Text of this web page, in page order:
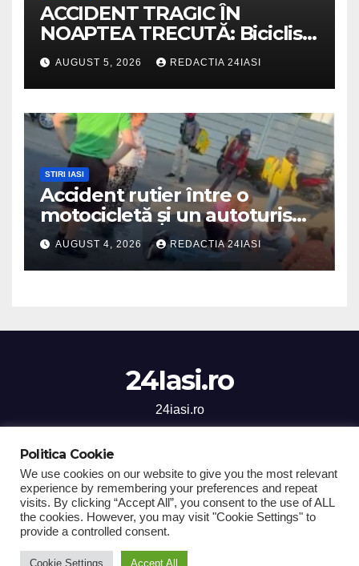
ACCIDENT TRAGIC ÎN
NOAPTEA TRECUTĂ: Biciclist
de 60 de ani, spulberat de o
dubiță
AUGUST 5, 2026 REDACTIA 24IASI
STIRI IASI
Accident rutier între o
motocicletă și un autoturism
soldat cu un rănit
AUGUST 4, 2026 REDACTIA 24IASI
24Iasi.ro
24iasi.ro
Proudly powered by WordPress|Theme: Newsup byThemeansar
Home Stiri Iasi National
Economic Cultura
Politica Cookie
We use cookies on our website to give you the most relevant
experience by remembering your preferences and repeat
visits. By clicking “Accept All”, you consent to the use of ALL
the cookies. However, you may visit "Cookie Settings" to
provide a controlled consent.
Cookie Settings Accept All